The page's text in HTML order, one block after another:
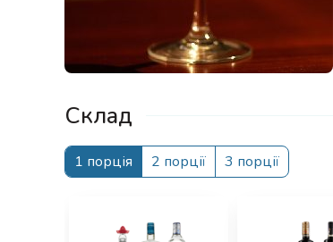
Склад
1 порція 2 порції 3 порції